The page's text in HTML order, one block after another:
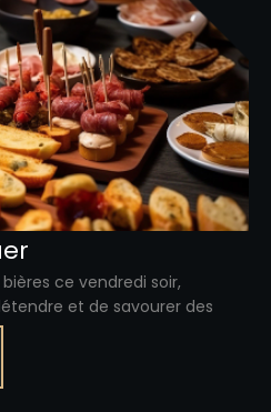
ce vendredi soir,
et de savourer des